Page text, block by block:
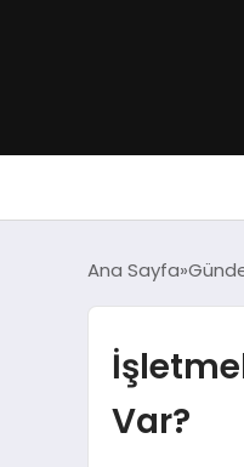
Ana Sayfa
Var?